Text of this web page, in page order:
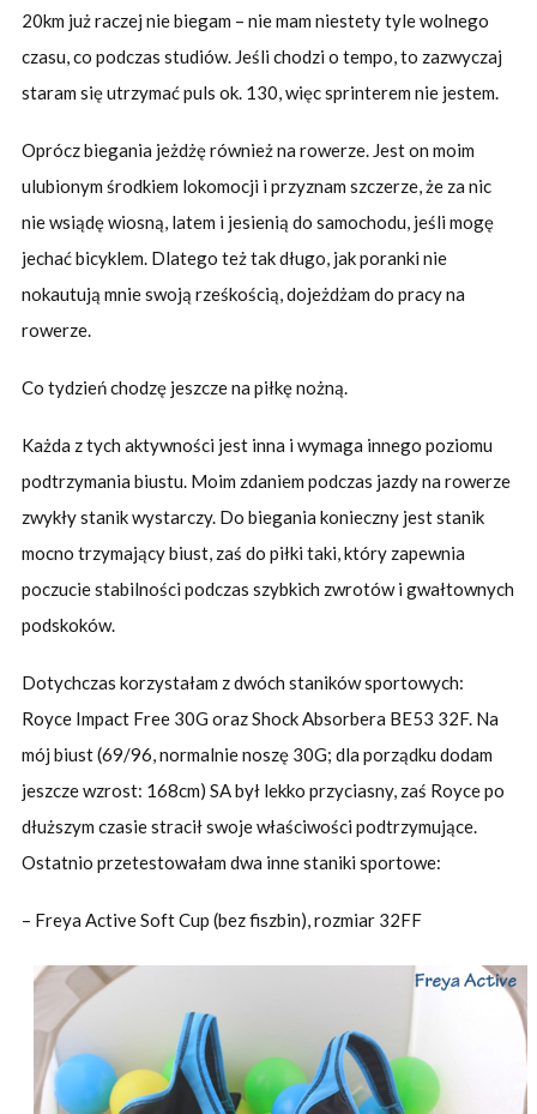
20km już raczej nie biegam – nie mam niestety tyle wolnego
czasu, co podczas studiów. Jeśli chodzi o tempo, to zazwyczaj
staram się utrzymać puls ok. 130, więc sprinterem nie jestem.
Oprócz biegania jeżdżę również na rowerze. Jest on moim
ulubionym środkiem lokomocji i przyznam szczerze, że za nic
nie wsiądę wiosną, latem i jesienią do samochodu, jeśli mogę
jechać bicyklem. Dlatego też tak długo, jak poranki nie
nokautują mnie swoją rześkością, dojeżdżam do pracy na
rowerze.
Co tydzień chodzę jeszcze na piłkę nożną.
Każda z tych aktywności jest inna i wymaga innego poziomu
podtrzymania biustu. Moim zdaniem podczas jazdy na rowerze
zwykły stanik wystarczy. Do biegania konieczny jest stanik
mocno trzymający biust, zaś do piłki taki, który zapewnia
poczucie stabilności podczas szybkich zwrotów i gwałtownych
podskoków.
Dotychczas korzystałam z dwóch staników sportowych:
Royce Impact Free 30G oraz Shock Absorbera BE53 32F. Na
mój biust (69/96, normalnie noszę 30G; dla porządku dodam
jeszcze wzrost: 168cm) SA był lekko przyciasny, zaś Royce po
dłuższym czasie stracił swoje właściwości podtrzymujące.
Ostatnio przetestowałam dwa inne staniki sportowe:
– Freya Active Soft Cup (bez fiszbin), rozmiar 32FF